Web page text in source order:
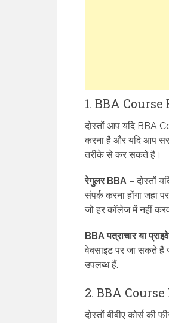
1. BBA Course
दोस्तों आप यदि BBA
करना है और यदि आप
तरीके से कर सकते है।
रेगुलर BBA – दोस्तों
संपर्क करना होंगा जहा
जो हर कॉलेज में नहीं
BBA पत्राचार या
वेबसाइट पर जा सकते हैं
उपलब्ध हैं.
2. BBA Course
दोस्तों बीबीए कोर्स की